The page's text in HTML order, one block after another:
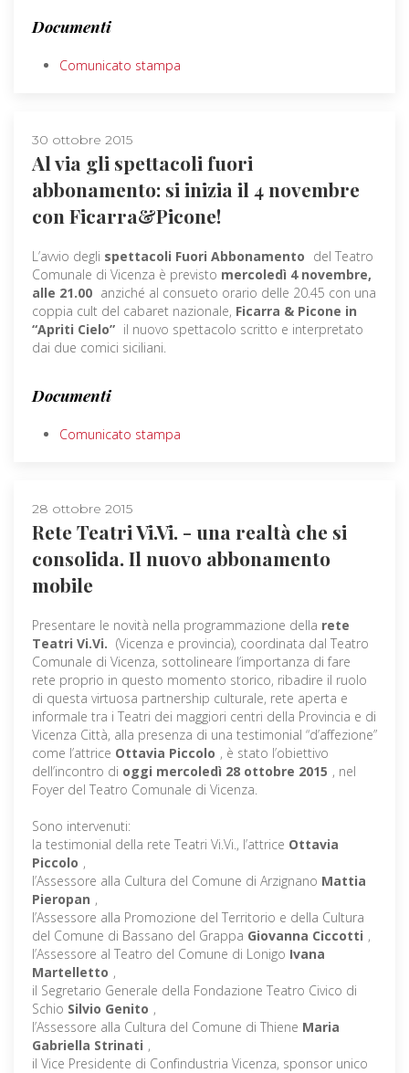
Documenti
Comunicato stampa
30 ottobre 2015
Al via gli spettacoli fuori
abbonamento: si inizia il 4 novembre
con Ficarra&Picone!
L’avvio degli spettacoli Fuori Abbonamento del Teatro
Comunale di Vicenza è previsto mercoledì 4 novembre,
alle 21.00 anziché al consueto orario delle 20.45 con una
coppia cult del cabaret nazionale, Ficarra & Picone in
“Apriti Cielo” il nuovo spettacolo scritto e interpretato
dai due comici siciliani.
Documenti
Comunicato stampa
28 ottobre 2015
Rete Teatri Vi.Vi. - una realtà che si
consolida. Il nuovo abbonamento
mobile
Presentare le novità nella programmazione della rete
Teatri Vi.Vi. (Vicenza e provincia), coordinata dal Teatro
Comunale di Vicenza, sottolineare l’importanza di fare
rete proprio in questo momento storico, ribadire il ruolo
di questa virtuosa partnership culturale, rete aperta e
informale tra i Teatri dei maggiori centri della Provincia e di
Vicenza Città, alla presenza di una testimonial “d’affezione”
come l’attrice Ottavia Piccolo , è stato l’obiettivo
dell’incontro di oggi mercoledì 28 ottobre 2015 , nel
Foyer del Teatro Comunale di Vicenza.
Sono intervenuti:
la testimonial della rete Teatri Vi.Vi., l’attrice Ottavia
Piccolo ,
l’Assessore alla Cultura del Comune di Arzignano Mattia
Pieropan ,
l’Assessore alla Promozione del Territorio e della Cultura
del Comune di Bassano del Grappa Giovanna Ciccotti ,
l’Assessore al Teatro del Comune di Lonigo Ivana
Martelletto ,
il Segretario Generale della Fondazione Teatro Civico di
Schio Silvio Genito ,
l’Assessore alla Cultura del Comune di Thiene Maria
Gabriella Strinati ,
il Vice Presidente di Confindustria Vicenza, sponsor unico